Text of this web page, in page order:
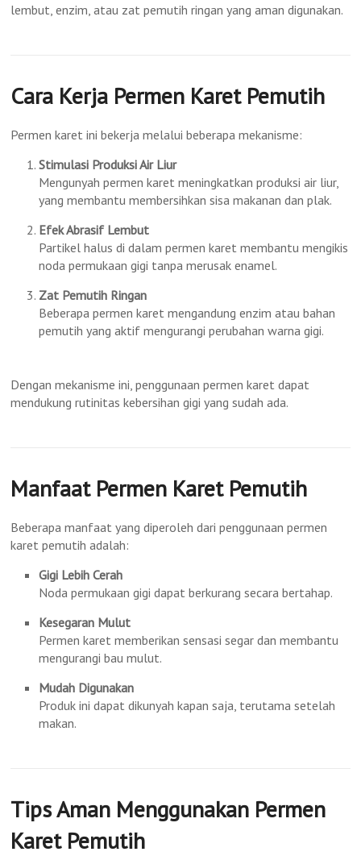
lembut, enzim, atau zat pemutih ringan yang aman digunakan.
Cara Kerja Permen Karet Pemutih
Permen karet ini bekerja melalui beberapa mekanisme:
Stimulasi Produksi Air Liur
Mengunyah permen karet meningkatkan produksi air liur,
yang membantu membersihkan sisa makanan dan plak.
Efek Abrasif Lembut
Partikel halus di dalam permen karet membantu mengikis
noda permukaan gigi tanpa merusak enamel.
Zat Pemutih Ringan
Beberapa permen karet mengandung enzim atau bahan
pemutih yang aktif mengurangi perubahan warna gigi.
Dengan mekanisme ini, penggunaan permen karet dapat
mendukung rutinitas kebersihan gigi yang sudah ada.
Manfaat Permen Karet Pemutih
Beberapa manfaat yang diperoleh dari penggunaan permen
karet pemutih adalah:
Gigi Lebih Cerah
Noda permukaan gigi dapat berkurang secara bertahap.
Kesegaran Mulut
Permen karet memberikan sensasi segar dan membantu
mengurangi bau mulut.
Mudah Digunakan
Produk ini dapat dikunyah kapan saja, terutama setelah
makan.
Tips Aman Menggunakan Permen
Karet Pemutih